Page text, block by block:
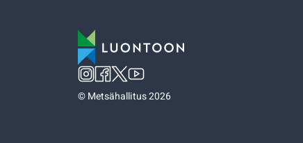
©Metsähallitus 2026